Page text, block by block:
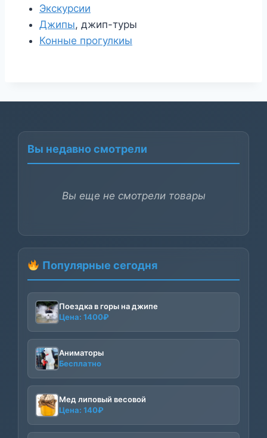
Экскурсии
Джипы, джип-туры
Конные прогулкиы
Вы недавно смотрели
Вы еще не смотрели товары
Популярные сегодня
Поездка в горы на джипе
Цена: 1400₽
Аниматоры
Бесплатно
Мед липовый весовой
Цена: 140₽